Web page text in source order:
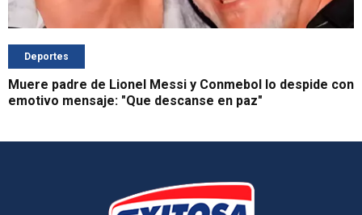
Deportes
Muere padre de Lionel Messi y Conmebol lo despide con
emotivo mensaje: "Que descanse en paz"